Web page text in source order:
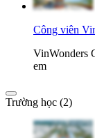
Công viên
VinWonders
em
Trường học (2)